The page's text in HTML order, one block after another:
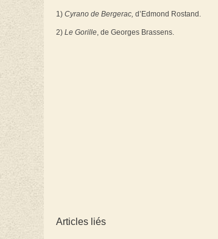
1) Cyrano de Bergerac, d’Edmond Rostand.
2) Le Gorille, de Georges Brassens.
Articles liés